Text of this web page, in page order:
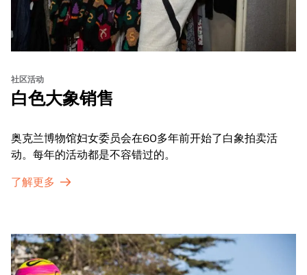
社区活动
白色大象销售
奥克兰博物馆妇女委员会在60多年前开始了白象拍卖活
动。每年的活动都是不容错过的。
了解更多